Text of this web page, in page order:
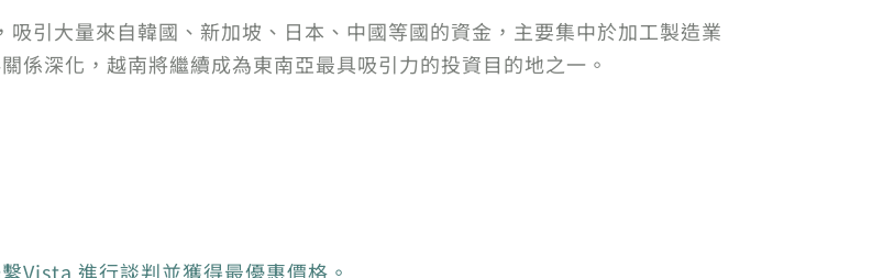
引大量來自韓國、新加坡、日本、中國等國的資金，主要集中於加工製造業
係深化，越南將繼續成為東南亞最具吸引力的投資目的地之一。
Vista 進行談判並獲得最優惠價格。